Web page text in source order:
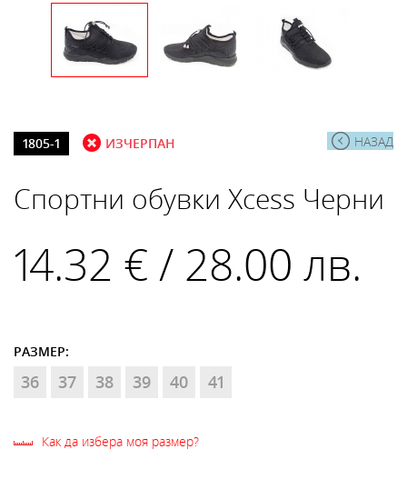
НАЗАД
1805-1 ИЗЧЕРПАН
Спортни обувки Xcess Черни
14.32 € / 28.00 лв.
РАЗМЕР:
36 37 38 39 40 41
Как да избера моя размер?